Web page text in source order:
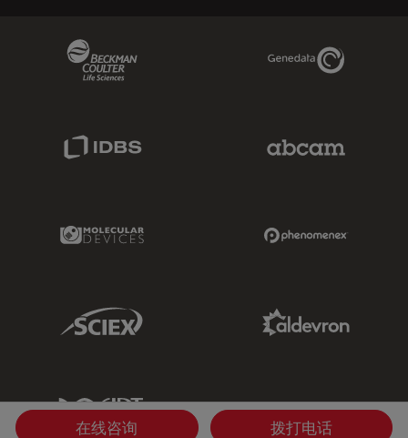
Genedata Link
Molecular Devices Link
Sciex Link
IDT Link
在线咨询 拨打电话